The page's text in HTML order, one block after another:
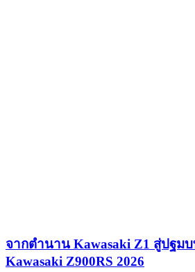
จากตำนาน Kawasaki Z1 สู่ปฐม
Kawasaki Z900RS 2026